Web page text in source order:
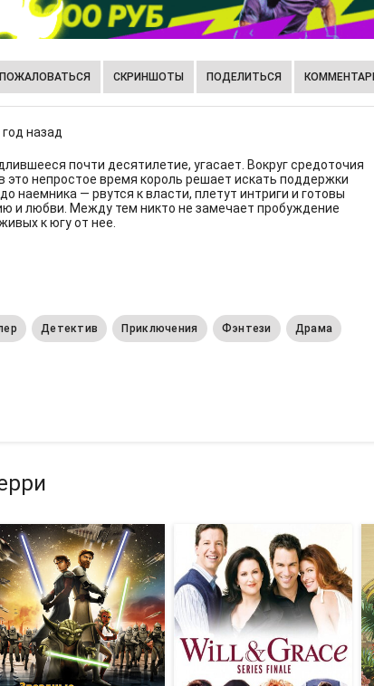
ПОЖАЛОВАТЬСЯ СКРИНШОТЫ ПОДЕЛИТЬСЯ
год назад
почти десятилетие, угасает. Вокруг средоточия
это непростое время король решает искать поддержки
наемника — рвутся к власти, плетут интриги и готовы
и любви. Между тем никто не замечает пробуждение
к югу от нее.
Детектив Приключения Фэнтези Драма